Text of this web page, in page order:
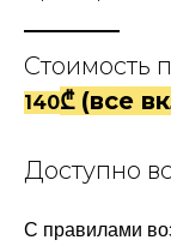
Стоимость
140₾ (все
Доступно
С правилами